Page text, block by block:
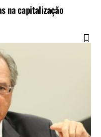
na capitalização